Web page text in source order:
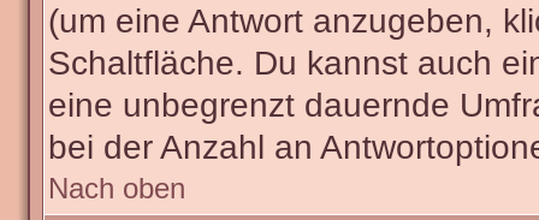
(um eine Antwort anzugeben,
Schaltfläche. Du kannst auch
eine unbegrenzt dauernde
bei der Anzahl an
Nach oben